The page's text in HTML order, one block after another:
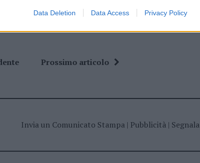
Data Deletion Data Access Privacy Policy
Prossimo articolo
Invia un Comunicato Stampa| Pubblicità| Segnala